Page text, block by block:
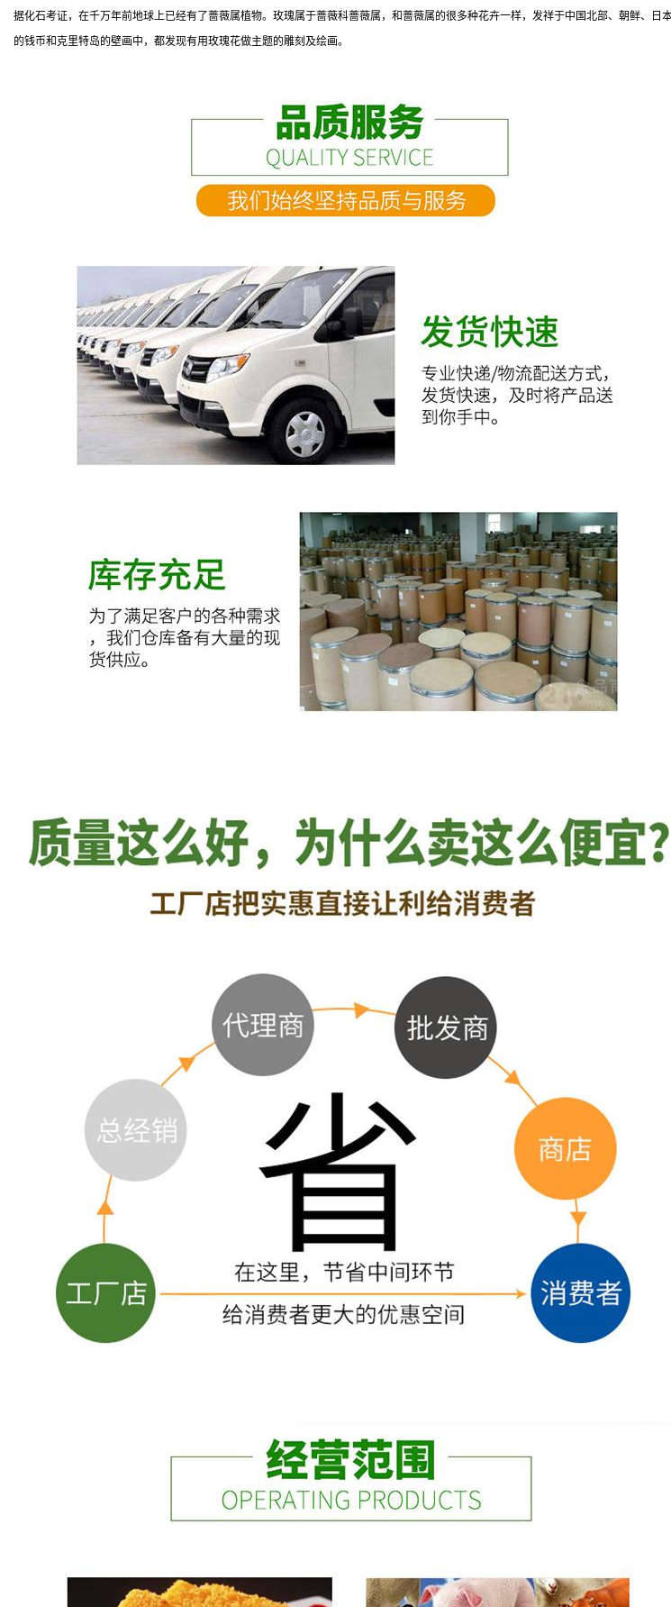
据化石考证，在千万年前地球上已经有了蔷薇属植物。玫瑰属于蔷薇科蔷薇属，和蔷薇属的很多种花卉一样，发祥于中国北部、朝鲜、
的钱币和克里特岛的壁画中，都发现有用玫瑰花做主题的雕刻及绘画。